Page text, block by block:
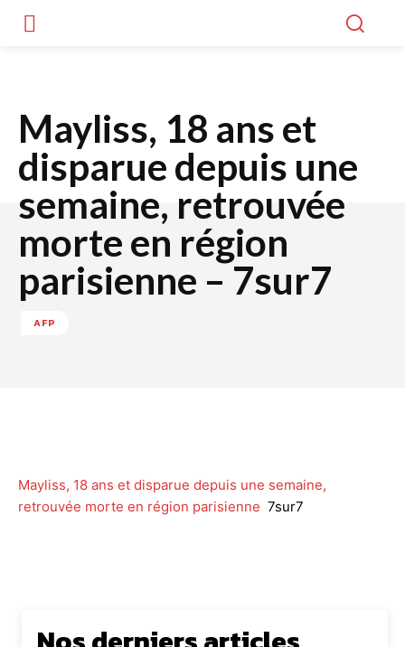
Mayliss, 18 ans et
disparue depuis une
semaine, retrouvée
morte en région
parisienne – 7sur7
AFP
Mayliss, 18 ans et disparue depuis une semaine,
retrouvée morte en région parisienne 7sur7